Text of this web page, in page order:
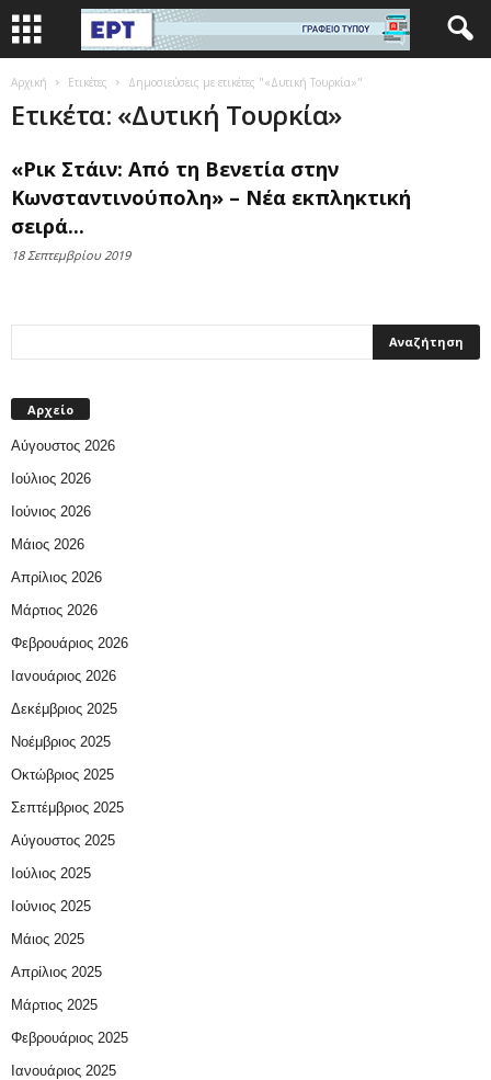
Αρχική Ετικέτες Δημοσιεύσεις με ετικέτες "«Δυτική Τουρκία»"
Ετικέτα: «Δυτική Τουρκία»
«Ρικ Στάιν: Από τη Βενετία στην
Κωνσταντινούπολη» – Νέα εκπληκτική
σειρά...
18 Σεπτεμβρίου 2019
Αρχείο
Αύγουστος 2026
Ιούλιος 2026
Ιούνιος 2026
Μάιος 2026
Απρίλιος 2026
Μάρτιος 2026
Φεβρουάριος 2026
Ιανουάριος 2026
Δεκέμβριος 2025
Νοέμβριος 2025
Οκτώβριος 2025
Σεπτέμβριος 2025
Αύγουστος 2025
Ιούλιος 2025
Ιούνιος 2025
Μάιος 2025
Απρίλιος 2025
Μάρτιος 2025
Φεβρουάριος 2025
Ιανουάριος 2025